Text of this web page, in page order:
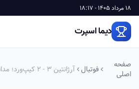
18 مرداد 1405 - 18:17
دیما اسپرت
صفحه
اصلی
فوتبال
آرژانتین ۳ - ۲